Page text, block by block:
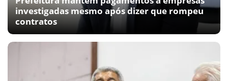
investigadas mesmo após dizer que rompeu
contratos